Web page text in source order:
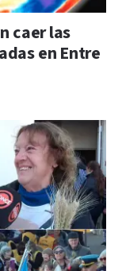
caer las
en Entre